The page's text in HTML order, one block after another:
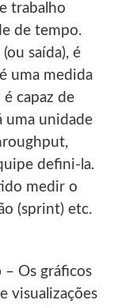
trabalho
de tempo.
saída), é
uma medida
capaz de
uma unidade
defini‐la.
medir o
(sprint) etc.
– Os gráficos
visualizações